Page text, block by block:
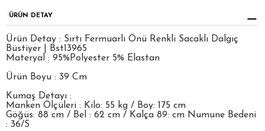
ÜRÜN DETAY
Ürün Detay : Sırtı Fermuarlı Önü Renkli Sacaklı Dalgıç
Büstiyer | Bst13965
Materyal : 95%Polyester 5% Elastan
Ürün Boyu : 39 Cm
Kumaş Detayı :
Manken Ölçüleri : Kilo: 55 kg / Boy: 175 cm
Göğüs: 88 cm / Bel : 62 cm / Kalça 89: cm Numune Bedeni
: 36/S